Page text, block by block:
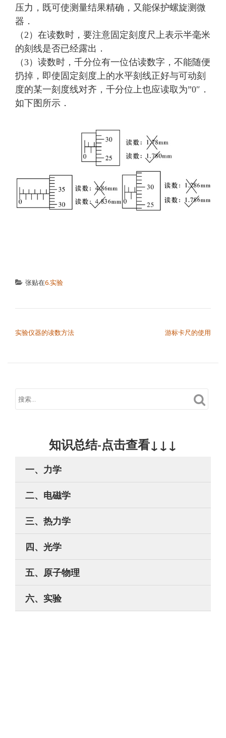
压力，既可使测量结果精确，又能保护螺旋测微
器．
（2）在读数时，要注意固定刻度尺上表示半毫米
的刻线是否已经露出．
（3）读数时，千分位有一位估读数字，不能随便
扔掉，即使固定刻度上的水平刻线正好与可动刻
度的某一刻度线对齐，千分位上也应读取为”0″．
如下图所示．
张贴在6.实验
实验仪器的读数方法 游标卡尺的使用
知识总结-点击查看↓↓↓
一、力学
二、电磁学
三、热力学
四、光学
五、原子物理
六、实验